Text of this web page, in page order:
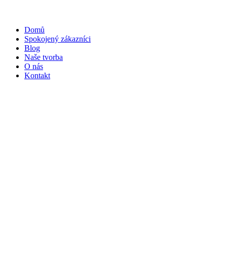
Domů
Spokojený zákazníci
Blog
Naše tvorba
O nás
Kontakt